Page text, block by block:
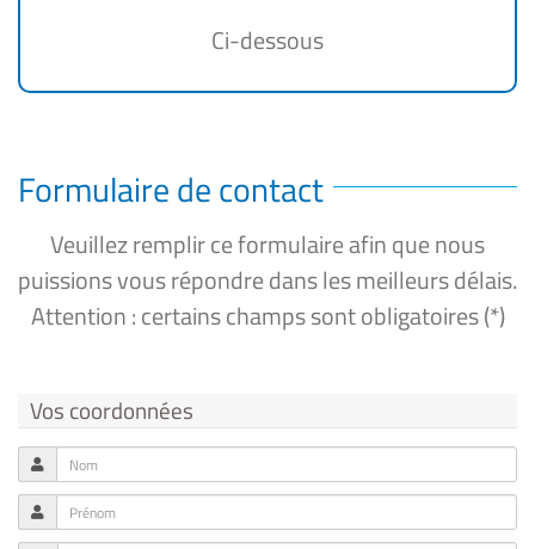
Ci-dessous
Formulaire de contact
Veuillez remplir ce formulaire afin que nous
puissions vous répondre dans les meilleurs délais.
Attention : certains champs sont obligatoires (*)
Vos coordonnées